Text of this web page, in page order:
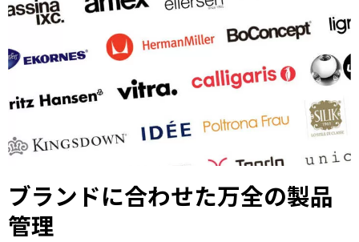
ブランドに合わせた万全の製品
管理